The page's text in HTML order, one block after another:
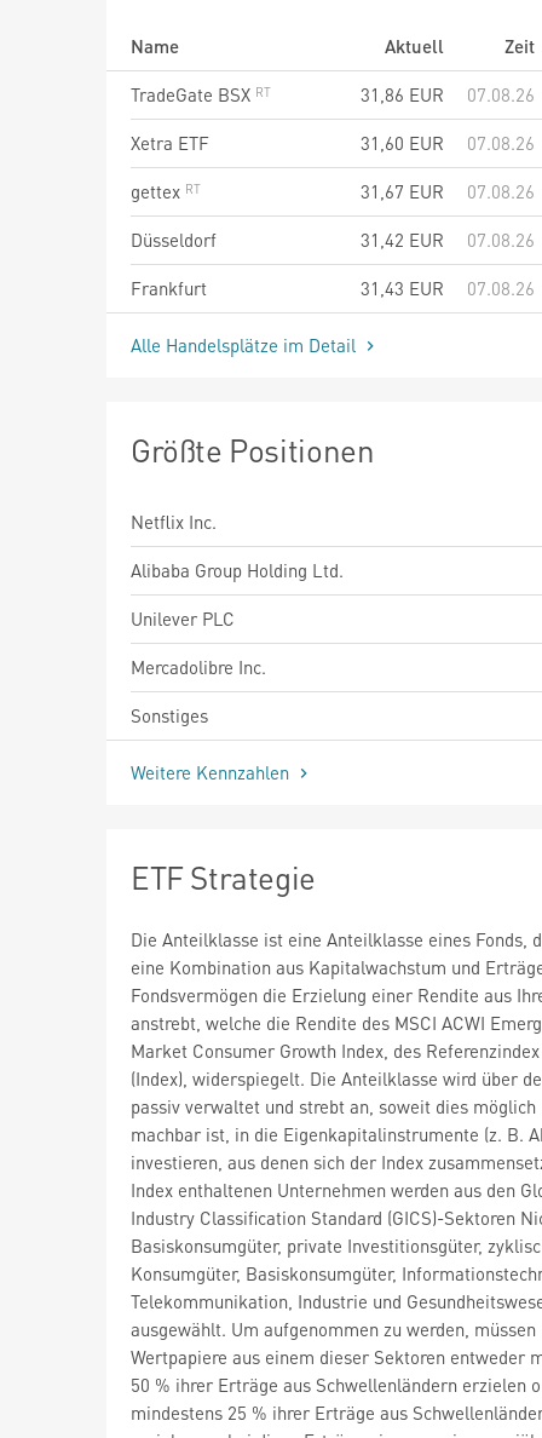
Name Aktuell
Zeit
TradeGate BSX
31,86 EUR
07.08.26
Xetra ETF
31,60 EUR
07.08.26
gettex
31,67 EUR
07.08.26
Düsseldorf
31,42 EUR
07.08.26
Frankfurt
31,43 EUR 07.08.26
Alle Handelsplätze im Detail
Größte Positionen
Netflix Inc.
Alibaba Group Holding Ltd.
Unilever PLC
Mercadolibre Inc.
Sonstiges
Weitere Kennzahlen
ETF Strategie
Die Anteilklasse ist eine Anteilklasse eines Fonds,
eine Kombination aus Kapitalwachstum und
Fondsvermögen die Erzielung einer Rendite aus
anstrebt, welche die Rendite des MSCI ACWI
Market Consumer Growth Index, des
(Index), widerspiegelt. Die Anteilklasse wird über
passiv verwaltet und strebt an, soweit dies möglich
machbar ist, in die Eigenkapitalinstrumente (z. B.
investieren, aus denen sich der Index
Index enthaltenen Unternehmen werden aus den
Industry Classification Standard (GICS)-Sektoren
Basiskonsumgüter, private Investitionsgüter,
Konsumgüter, Basiskonsumgüter,
Telekommunikation, Industrie und
ausgewählt. Um aufgenommen zu werden, müssen
Wertpapiere aus einem dieser Sektoren entweder
50 % ihrer Erträge aus Schwellenländern erzielen
mindestens 25 % ihrer Erträge aus